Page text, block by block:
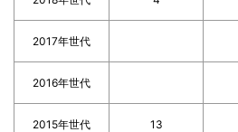
2017年世代
2016年世代
2015年世代 13